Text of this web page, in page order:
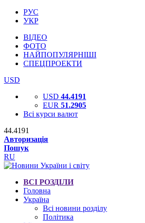
РУС
УКР
ВІДЕО
ФОТО
НАЙПОПУЛЯРНІШІ
СПЕЦПРОЕКТИ
USD
USD 44.4191
EUR 51.2905
Всі курси валют
44.4191
Авторизація
Пошук
RU
ВСІ РОЗДІЛИ
Головна
Україна
Всі новини розділу
Політика